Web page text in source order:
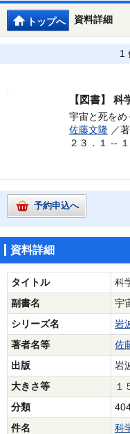
資料詳細
トップへ
1
【図書】 科
宇宙と死をめ
佐藤文隆 ／
２３．１ --
予約申込へ
資料詳細
タイトル
科
副書名
宇
シリーズ名
岩
著者名等
佐
出版
岩
大きさ等
１
分類
件名
科